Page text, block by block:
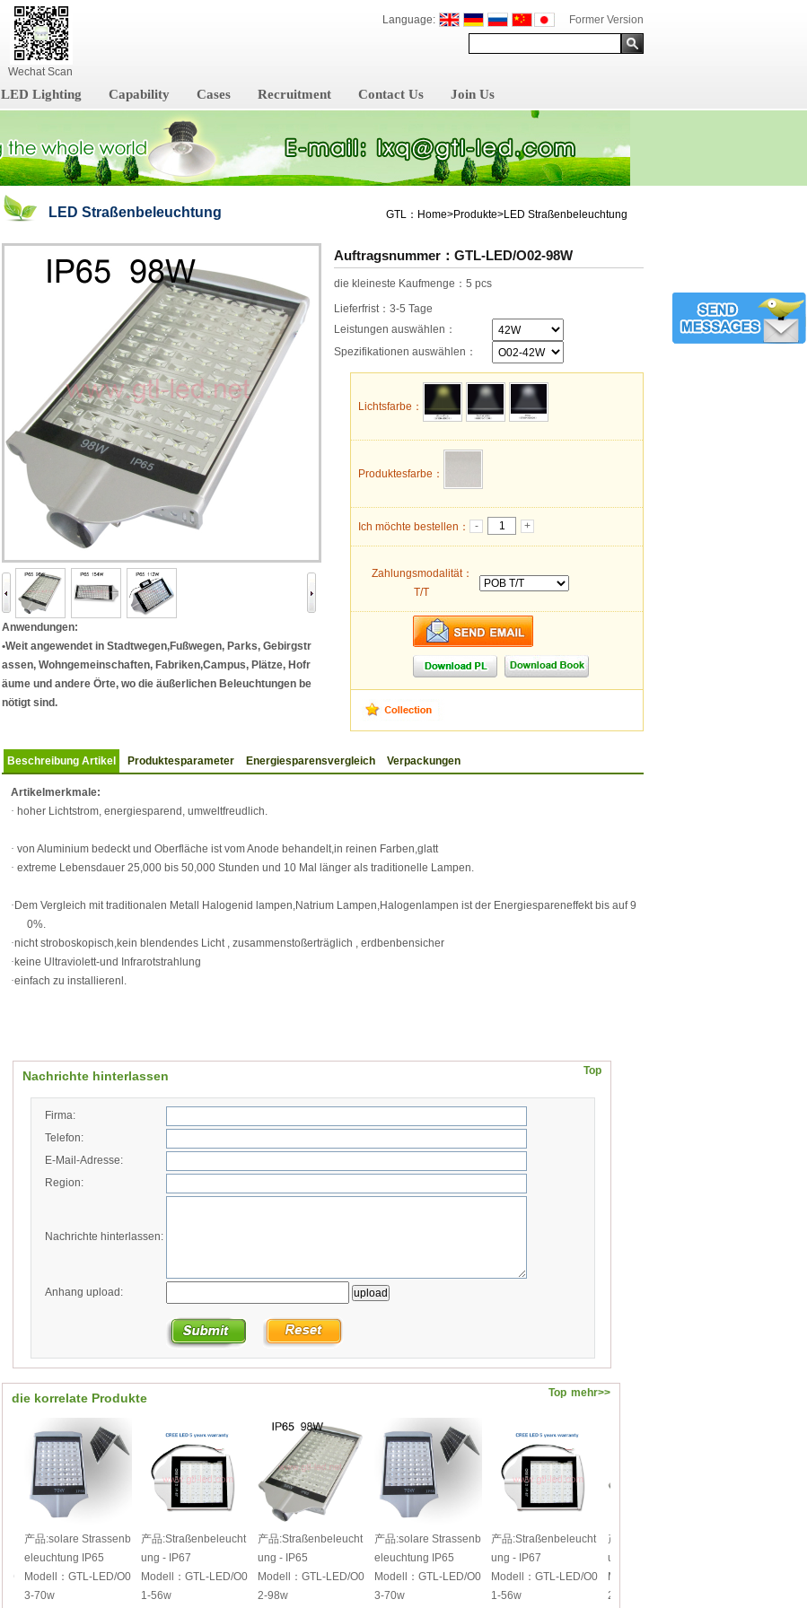
Wechat Scan
Language: Former Version
LED Lighting Capability Cases Recruitment Contact Us Join Us
LED Straßenbeleuchtung GTL：Home>Produkte>LED Straßenbeleuchtung
Anwendungen:
•Weit angewendet in Stadtwegen,Fußwegen, Parks, Gebirgstr
assen, Wohngemeinschaften, Fabriken,Campus, Plätze, Hofr
äume und andere Örte, wo die äußerlichen Beleuchtungen be
nötigt sind.
Auftragsnummer：GTL-LED/O02-98W
die kleineste Kaufmenge：5 pcs
Lieferfrist：3-5 Tage
Leistungen auswählen：
Spezifikationen auswählen：
Lichtsfarbe：
Produktesfarbe：
Ich möchte bestellen： - +
Zahlungsmodalität：
T/T
Beschreibung Artikel Produktesparameter Energiesparensvergleich Verpackungen
Artikelmerkmale:
· hoher Lichtstrom, energiesparend, umweltfreudlich.
· von Aluminium bedeckt und Oberfläche ist vom Anode behandelt,in reinen Farben,glatt
· extreme Lebensdauer 25,000 bis 50,000 Stunden und 10 Mal länger als traditionelle Lampen.
· Dem Vergleich mit traditionalen Metall Halogenid lampen,Natrium Lampen,Halogenlampen ist der Energiespareneffekt bis auf 9
0%.
·nicht stroboskopisch,kein blendendes Licht , zusammenstoßerträglich , erdbenbensicher
· keine Ultraviolett-und Infrarotstrahlung
·einfach zu installierenl.
Nachrichte hinterlassen Top
Firma:
Telefon:
E-Mail-Adresse:
Region:
Nachrichte hinterlassen:
Anhang upload:
die korrelate Produkte Top mehr>>